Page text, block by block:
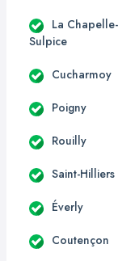
La
Sulpice
Cucharmoy
Poigny
Rouilly
Saint-Hilliers
Éverly
Coutençon